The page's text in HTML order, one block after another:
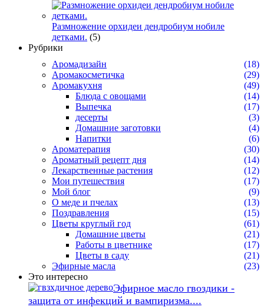
Размножение орхидеи дендробиум нобиле
детками. (5)
Рубрики
Аромадизайн
(18)
Аромакосметичка
(29)
Аромакухня
(49)
Блюда с овощами
(14)
Выпечка
(17)
десерты
(3)
Домашние заготовки
(4)
Напитки
(6)
Ароматерапия
(30)
Ароматный рецепт дня
(14)
Лекарственные растения
(12)
Мои путешествия
(17)
Мой блог
(9)
О меде и пчелах
(13)
Поздравления
(15)
Цветы круглый год
(61)
Домашние цветы
(21)
Работы в цветнике
(17)
Цветы в саду
(21)
Эфирные масла
(23)
Это интересно
Эфирное масло гвоздики -
защита от инфекций и вампиризма....